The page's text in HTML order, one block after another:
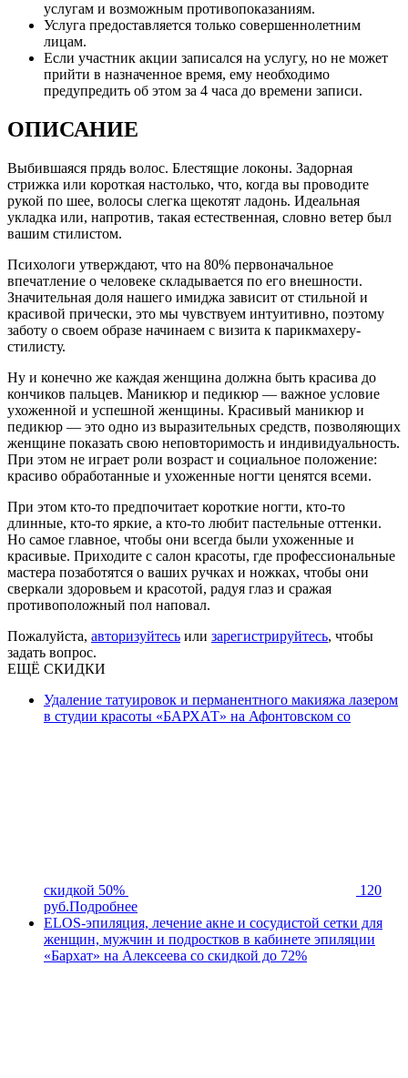
услугам и возможным противопоказаниям.
Услуга предоставляется только совершеннолетним
лицам.
Если участник акции записался на услугу, но не может
прийти в назначенное время, ему необходимо
предупредить об этом за 4 часа до времени записи.
ОПИСАНИЕ
Выбившаяся прядь волос. Блестящие локоны. Задорная
стрижка или короткая настолько, что, когда вы проводите
рукой по шее, волосы слегка щекотят ладонь. Идеальная
укладка или, напротив, такая естественная, словно ветер был
вашим стилистом.
Психологи утверждают, что на 80% первоначальное
впечатление о человеке складывается по его внешности.
Значительная доля нашего имиджа зависит от стильной и
красивой прически, это мы чувствуем интуитивно, поэтому
заботу о своем образе начинаем с визита к парикмахеру-
стилисту.
Ну и конечно же каждая женщина должна быть красива до
кончиков пальцев. Маникюр и педикюр — важное условие
ухоженной и успешной женщины. Красивый маникюр и
педикюр — это одно из выразительных средств, позволяющих
женщине показать свою неповторимость и индивидуальность.
При этом не играет роли возраст и социальное положение:
красиво обработанные и ухоженные ногти ценятся всеми.
При этом кто-то предпочитает короткие ногти, кто-то
длинные, кто-то яркие, а кто-то любит пастельные оттенки.
Но самое главное, чтобы они всегда были ухоженные и
красивые. Приходите с салон красоты, где профессиональные
мастера позаботятся о ваших ручках и ножках, чтобы они
сверкали здоровьем и красотой, радуя глаз и сражая
противоположный пол наповал.
Пожалуйста, авторизуйтесь или зарегистрируйтесь, чтобы
задать вопрос.
ЕЩЁ СКИДКИ
Удаление татуировок и перманентного макияжа лазером
в студии красоты «БАРХАТ» на Афонтовском со
скидкой 50%
120
руб.Подробнее
ELOS-эпиляция, лечение акне и сосудистой сетки для
женщин, мужчин и подростков в кабинете эпиляции
«Бархат» на Алексеева со скидкой до 72%